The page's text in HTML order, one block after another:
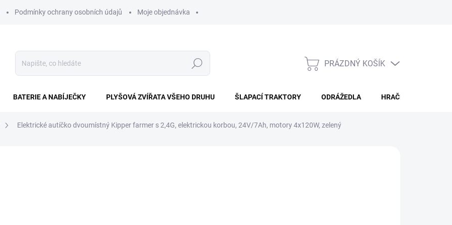
Podmínky ochrany osobních údajů Moje objednávka
Hledat
NÁKUPNÍ
PRÁZDNÝ KOŠÍK
BATERIE A NABÍJEČKY PLYŠOVÁ ZVÍŘATA VŠEHO DRUHU ŠLAPACÍ TRAKTORY ODRÁŽEDLA HRAČKY PRO DĚTI
Elektrické autíčko dvoumístný Kipper farmer s 2,4G, elektrickou korbou, 24V/7Ah, motory 4x120W, zelený